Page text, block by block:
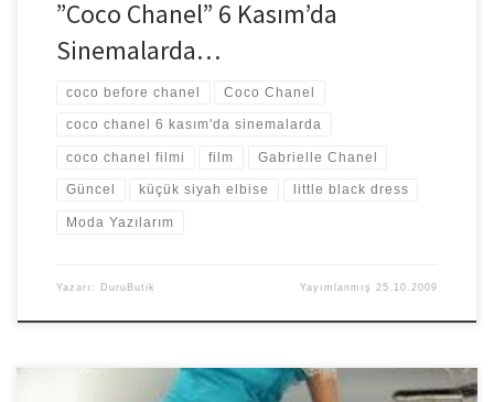
”Coco Chanel” 6 Kasım’da
Sinemalarda…
coco before chanel Coco Chanel
coco chanel 6 kasım'da sinemalarda
coco chanel filmi film Gabrielle Chanel
Güncel küçük siyah elbise little black dress
Moda Yazılarım
Yazarı: DuruButik Yayımlanmış 25.10.2009